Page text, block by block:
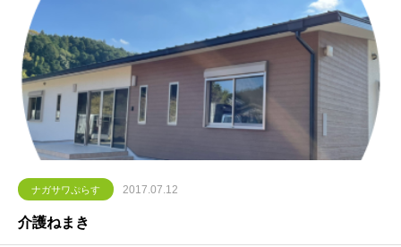
ナガサワぷらす 2017.07.12
介護ねまき